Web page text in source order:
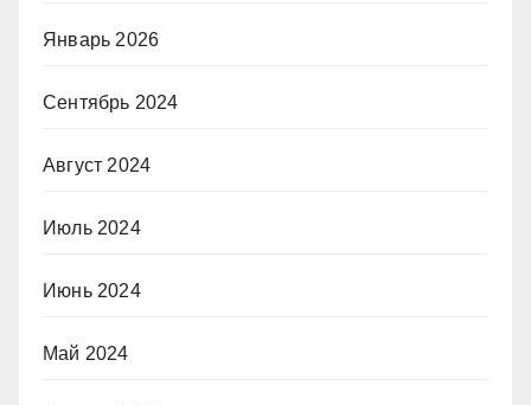
Январь 2026
Сентябрь 2024
Август 2024
Июль 2024
Июнь 2024
Май 2024